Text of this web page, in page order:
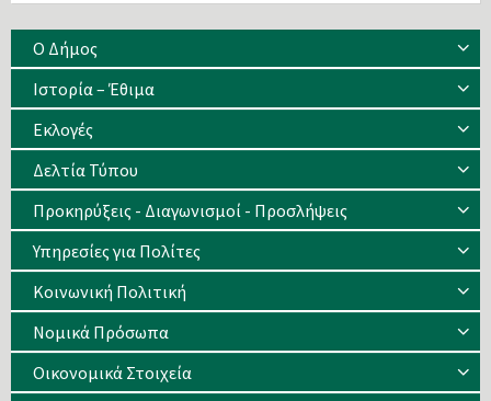
Ο Δήμος
Ιστορία – Έθιμα
Eκλογές
Δελτία Τύπου
Προκηρύξεις - Διαγωνισμοί - Προσλήψεις
Υπηρεσίες για Πολίτες
Κοινωνική Πολιτική
Νομικά Πρόσωπα
Οικονομικά Στοιχεία